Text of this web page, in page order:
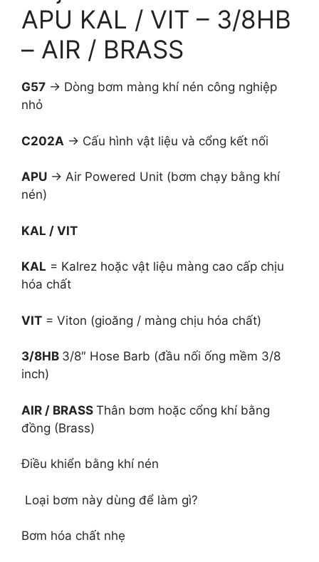
APU KAL / VIT – 3/8HB
– AIR / BRASS
G57 → Dòng bơm màng khí nén công nghiệp
nhỏ
C202A → Cấu hình vật liệu và cổng kết nối
APU → Air Powered Unit (bơm chạy bằng khí
nén)
KAL / VIT
KAL = Kalrez hoặc vật liệu màng cao cấp chịu
hóa chất
VIT = Viton (gioăng / màng chịu hóa chất)
3/8HB 3/8″ Hose Barb (đầu nối ống mềm 3/8
inch)
AIR / BRASS Thân bơm hoặc cổng khí bằng
đồng (Brass)
Điều khiển bằng khí nén
Loại bơm này dùng để làm gì?
Bơm hóa chất nhẹ